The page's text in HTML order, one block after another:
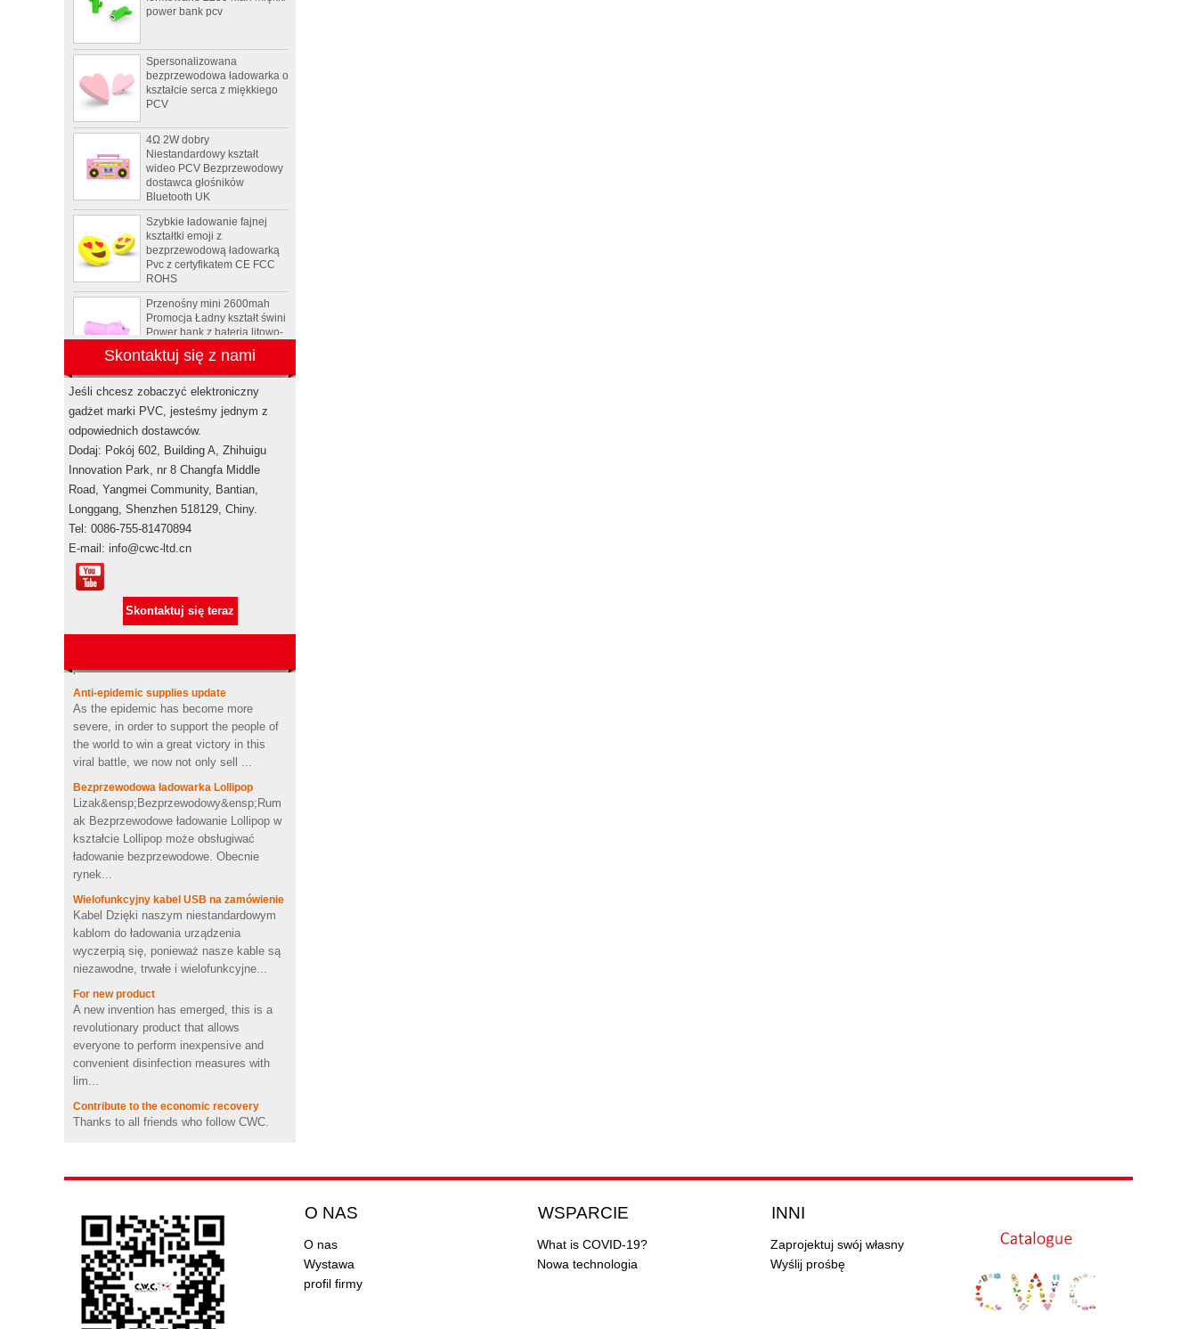
bezprzewodowa ładowarka o
kształcie serca z miękkiego
PCV
Niestandardowy kształt
wideo PCV Bezprzewodowy
dostawca głośników
Bluetooth UK
Szybkie ładowanie fajnej
kształtki emoji z
bezprzewodową ładowarką
Pvc z certyfikatem CE FCC
ROHS
Przenośny mini 2600mah
Promocja Ładny kształt świni
Power bank z baterią litowo-
polimerową
Animal Tortoise kształt OEM
PCV 4GB 8 GB 16 GB USB
2.0 Flash drive producenta
napoju energetycznego mini
głośnik bezprzewodowy
głośniki bluetooth USA
Elektroniczne zestawy
promocyjne Pepsi
Maszyna do szycia na
zamówienie gumowa pamięć
flash USB
Spersonalizowany projekt
logo Pamięć USB z pamięcią
USB w kształcie pasty do
Niestandardowe kaktus
formowane 2200 mah miękki
power bank pcv
Spersonalizowana
bezprzewodowa ładowarka o
kształcie serca z miękkiego
4Ω 2W dobry
Niestandardowy kształt
wideo PCV Bezprzewodowy
dostawca głośników
Bluetooth UK
Szybkie ładowanie fajnej
kształtki emoji z
bezprzewodową ładowarką
ROHS
Power bank z baterią litowo-
polimerową
2.0 Flash drive producenta
Custom Rockstar butelka
napoju energetycznego mini
głośnik bezprzewodowy
głośniki bluetooth USA
Skontaktuj się z nami
Jeśli chcesz zobaczyć elektroniczny
gadżet marki PVC, jesteśmy jednym z
odpowiednich dostawców.
Dodaj: Pokój 602, Building A, Zhihuigu
Innovation Park, nr 8 Changfa Middle
Road, Yangmei Community, Bantian,
Longgang, Shenzhen 518129, Chiny.
Tel: 0086-755-81470894
E-mail: info@cwc-ltd.cn
Skontaktuj się teraz
Autoryzacja marki
Autoryzacja marki Produkty promocyjne
są produktami markowymi, gdy
podejmują transport morski w celu
Anti-epidemic supplies update
As the epidemic has become more
severe, in order to support the people of
the world to win a great victory in this
viral battle, we now not only sell ...
Bezprzewodowa ładowarka Lollipop
Lizak&ensp;Bezprzewodowy&ensp;Rum
ak Bezprzewodowe ładowanie Lollipop w
kształcie Lollipop może obsługiwać
ładowanie bezprzewodowe. Obecnie
rynek...
Wielofunkcyjny kabel USB na zamówienie
Kabel Dzięki naszym niestandardowym
kablom do ładowania urządzenia
wyczerpią się, ponieważ nasze kable są
niezawodne, trwałe i wielofunkcyjne...
For new product
A new invention has emerged, this is a
revolutionary product that allows
everyone to perform inexpensive and
convenient disinfection measures with
lim...
Contribute to the economic recovery
Thanks to all friends who follow CWC.
Thank you for your continued support. In
LEGO USB DATE CABLE
LEGO&ensp;USB&ensp;DATA&ensp;KA
BEL klocki
Lego&ensp;cegły&ensp;są&ensp;ulubion
e zabawki dla dzieci. Bloki plactic mają
guzy na jednym końcu...
Brand new products, interesting hand
sanitizer shells.
O NAS
O nas
Wystawa
profil firmy
WSPARCIE
What is COVID-19?
Nowa technologia
INNI
Zaprojektuj swój własny
Wyślij prośbę